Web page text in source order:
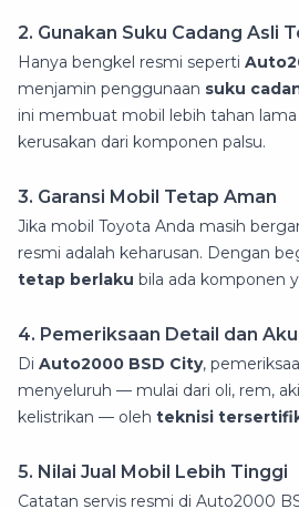
2. Gunakan Suku Cadang Asli
Hanya bengkel resmi seperti
menjamin penggunaan suku
ini membuat mobil lebih tahan
kerusakan dari komponen palsu.
3. Garansi Mobil Tetap Aman
Jika mobil Toyota Anda masih
resmi adalah keharusan. Dengan
tetap berlaku bila ada komponen
4. Pemeriksaan Detail dan
Di Auto2000 BSD City,
menyeluruh — mulai dari oli, rem,
kelistrikan — oleh teknisi
5. Nilai Jual Mobil Lebih Tinggi
Catatan servis resmi di Auto2000